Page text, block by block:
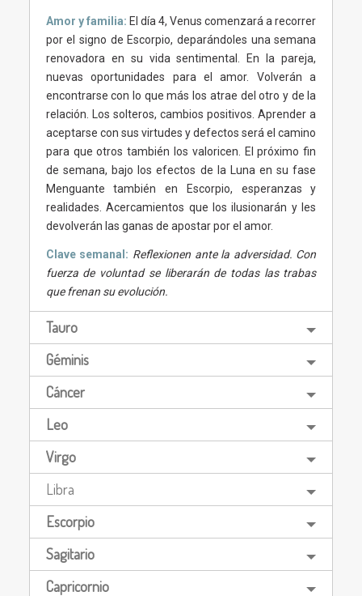
Amor y familia: El día 4, Venus comenzará a recorrer
por el signo de Escorpio, deparándoles una semana
renovadora en su vida sentimental. En la pareja,
nuevas oportunidades para el amor. Volverán a
encontrarse con lo que más los atrae del otro y de la
relación. Los solteros, cambios positivos. Aprender a
aceptarse con sus virtudes y defectos será el camino
para que otros también los valoricen. El próximo fin
de semana, bajo los efectos de la Luna en su fase
Menguante también en Escorpio, esperanzas y
realidades. Acercamientos que los ilusionarán y les
devolverán las ganas de apostar por el amor.
Clave semanal: Reflexionen ante la adversidad. Con
fuerza de voluntad se liberarán de todas las trabas
que frenan su evolución.
Tauro
Géminis
Cáncer
Leo
Virgo
Libra
Escorpio
Sagitario
Capricornio